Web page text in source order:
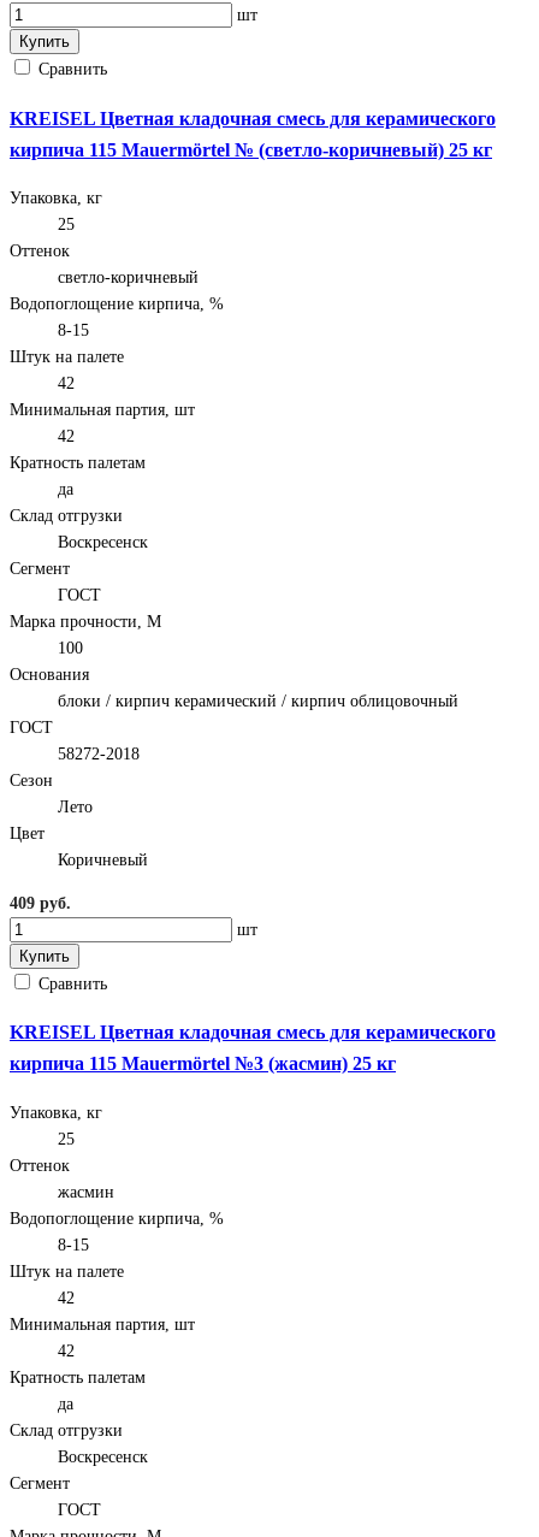
шт
Купить
Сравнить
KREISEL Цветная кладочная смесь для керамического
кирпича 115 Mauermörtel № (светло-коричневый) 25 кг
Упаковка, кг
25
Оттенок
светло-коричневый
Водопоглощение кирпича, %
8-15
Штук на палете
42
Минимальная партия, шт
42
Кратность палетам
да
Склад отгрузки
Воскресенск
Сегмент
ГОСТ
Марка прочности, М
100
Основания
блоки / кирпич керамический / кирпич облицовочный
ГОСТ
58272-2018
Сезон
Лето
Цвет
Коричневый
409 руб.
шт
Купить
Сравнить
KREISEL Цветная кладочная смесь для керамического
кирпича 115 Mauermörtel №3 (жасмин) 25 кг
Упаковка, кг
25
Оттенок
жасмин
Водопоглощение кирпича, %
8-15
Штук на палете
42
Минимальная партия, шт
42
Кратность палетам
да
Склад отгрузки
Воскресенск
Сегмент
ГОСТ